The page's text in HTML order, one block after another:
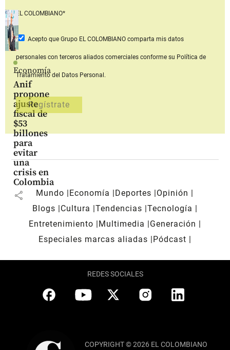
Economía
Anif
propone
ajuste
fiscal de
$53
billones
para
evitar
una
crisis en
Colombia
share
EL COLOMBIANO*
Acepto que Grupo EL COLOMBIANOcomparta mis datos
personales con terceros aliados comerciales conforme su Política de
Tratamiento del Datos Personal.
Mundo Economía Deportes
Opinión
Blogs
Cultura Tendencias Tecnología
Entretenimiento
Multimedia
Generación
Especiales marcas aliadas
Pódcast
REDES SOCIALES
COPYRIGHT © 2026 EL COLOMBIANO